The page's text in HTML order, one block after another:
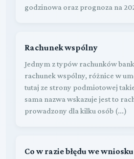
godzinowa oraz prognoza na
Rachunek wspólny
Jednym z typów rachunków
rachunek wspólny, różnice w
tutaj ze strony podmiotowej
sama nazwa wskazuje jest to
prowadzony dla kilku osób (...)
Co w razie błędu we